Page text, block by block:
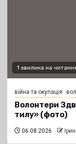
1 хвилина на
війна та окупація
Волонтери
тилу» (фото)
06.08.2026